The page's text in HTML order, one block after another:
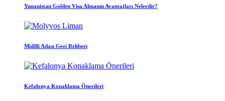
Yunanistan Golden Visa Almanın Avantajları Nelerdir?
Midilli Adası Gezi Rehberi
Kefalonya Konaklama Önerileri